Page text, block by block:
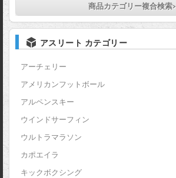
商品カテゴリー複合検索>
アスリート カテゴリー
アーチェリー
アメリカンフットボール
アルペンスキー
ウインドサーフィン
ウルトラマラソン
カポエイラ
キックボクシング